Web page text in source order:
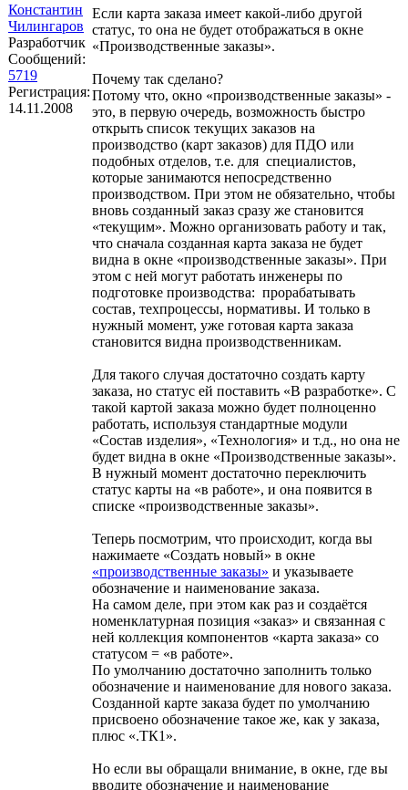
Константин
Чилингаров
Разработчик
Сообщений:
5719
Регистрация:
14.11.2008
Если карта заказа имеет какой-либо другой
статус, то она не будет отображаться в окне
«Производственные заказы».
Почему так сделано?
Потому что, окно «производственные заказы» -
это, в первую очередь, возможность быстро
открыть список текущих заказов на
производство (карт заказов) для ПДО или
подобных отделов, т.е. для специалистов,
которые занимаются непосредственно
производством. При этом не обязательно, чтобы
вновь созданный заказ сразу же становится
«текущим». Можно организовать работу и так,
что сначала созданная карта заказа не будет
видна в окне «производственные заказы». При
этом с ней могут работать инженеры по
подготовке производства: прорабатывать
состав, техпроцессы, нормативы. И только в
нужный момент, уже готовая карта заказа
становится видна производственникам.
Для такого случая достаточно создать карту
заказа, но статус ей поставить «В разработке». С
такой картой заказа можно будет полноценно
работать, используя стандартные модули
«Состав изделия», «Технология» и т.д., но она не
будет видна в окне «Производственные заказы».
В нужный момент достаточно переключить
статус карты на «в работе», и она появится в
списке «производственные заказы».
Теперь посмотрим, что происходит, когда вы
нажимаете «Создать новый» в окне
«производственные заказы» и указываете
обозначение и наименование заказа.
На самом деле, при этом как раз и создаётся
номенклатурная позиция «заказ» и связанная с
ней коллекция компонентов «карта заказа» со
статусом = «в работе».
По умолчанию достаточно заполнить только
обозначение и наименование для нового заказа.
Созданной карте заказа будет по умолчанию
присвоено обозначение такое же, как у заказа,
плюс «.ТК1».
Но если вы обращали внимание, в окне, где вы
вводите обозначение и наименование